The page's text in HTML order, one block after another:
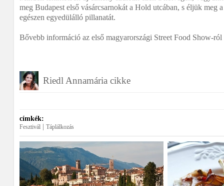
meg Budapest első vásárcsarnokát a Hold utcában, s éljük meg
egészen egyedülálló pillanatát.
Bővebb információ az első magyarországi Street Food Show-ról
Riedl Annamária cikke
címkék:
Fesztivál Táplálkozás